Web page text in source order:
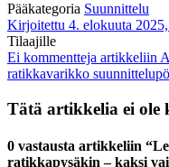
Pääkategoria Suunnittelu
Kirjoitettu 4. elokuuta
Tilaajille
Ei kommentteja artikkeliin
ratikkavarikko
Tätä artikkelia ei ole
0 vastausta artikkeliin
ratikkapysäkin – kaksi